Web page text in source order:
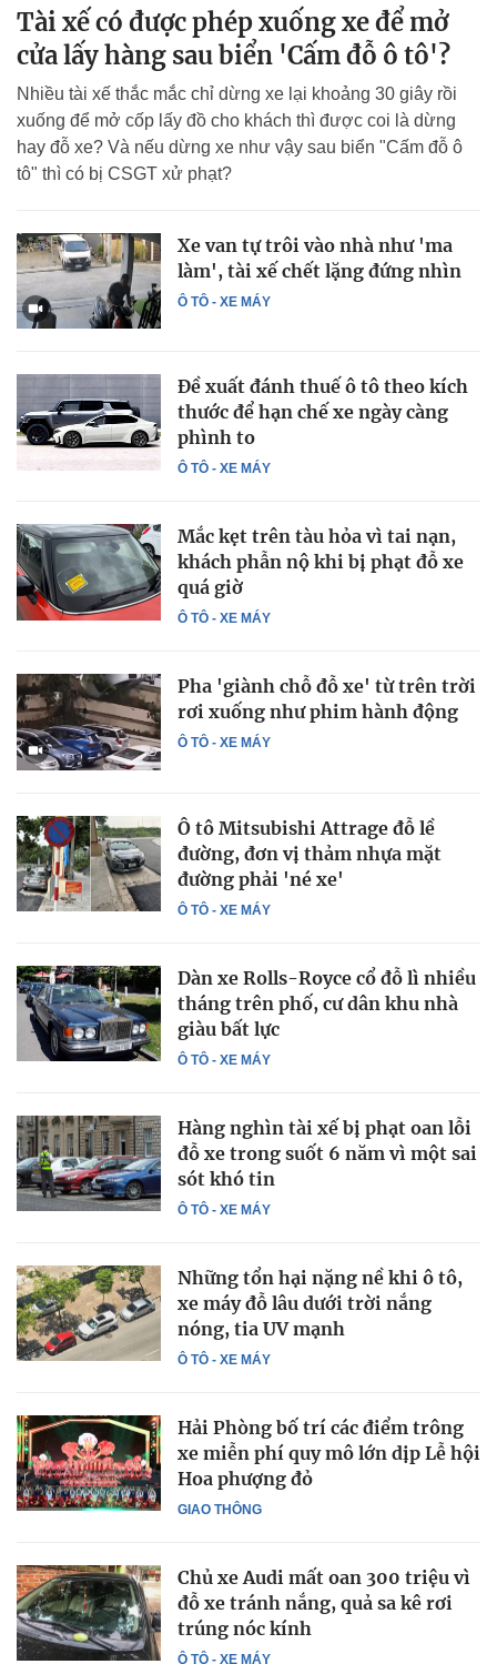
Tài xế có được phép xuống xe để mở
cửa lấy hàng sau biển 'Cấm đỗ ô tô'?
Nhiều tài xế thắc mắc chỉ dừng xe lại khoảng 30 giây rồi
xuống để mở cốp lấy đồ cho khách thì được coi là dừng
hay đỗ xe? Và nếu dừng xe như vậy sau biển "Cấm đỗ ô
tô" thì có bị CSGT xử phạt?
Ô TÔ - XE MÁY
Xe van tự trôi vào nhà như 'ma
làm', tài xế chết lặng đứng nhìn
Ô TÔ - XE MÁY
Đề xuất đánh thuế ô tô theo kích
thước để hạn chế xe ngày càng
phình to
Ô TÔ - XE MÁY
Mắc kẹt trên tàu hỏa vì tai nạn,
khách phẫn nộ khi bị phạt đỗ xe
quá giờ
Ô TÔ - XE MÁY
Pha 'giành chỗ đỗ xe' từ trên trời
rơi xuống như phim hành động
Ô TÔ - XE MÁY
Ô tô Mitsubishi Attrage đỗ lề
đường, đơn vị thảm nhựa mặt
đường phải 'né xe'
Ô TÔ - XE MÁY
Dàn xe Rolls-Royce cổ đỗ lì nhiều
tháng trên phố, cư dân khu nhà
giàu bất lực
Ô TÔ - XE MÁY
Hàng nghìn tài xế bị phạt oan lỗi
đỗ xe trong suốt 6 năm vì một sai
sót khó tin
Ô TÔ - XE MÁY
Những tổn hại nặng nề khi ô tô,
xe máy đỗ lâu dưới trời nắng
nóng, tia UV mạnh
GIAO THÔNG
Hải Phòng bố trí các điểm trông
xe miễn phí quy mô lớn dịp Lễ hội
Hoa phượng đỏ
Ô TÔ - XE MÁY
Chủ xe Audi mất oan 300 triệu vì
đỗ xe tránh nắng, quả sa kê rơi
trúng nóc kính